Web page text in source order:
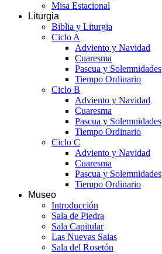
Misa Estacional
Liturgia
Biblia y Liturgia
Ciclo A
Adviento y Navidad
Cuaresma
Pascua y Solemnidades
Tiempo Ordinario
Ciclo B
Adviento y Navidad
Cuaresma
Pascua y Solemnidades
Tiempo Ordinario
Ciclo C
Adviento y Navidad
Cuaresma
Pascua y Solemnidades
Tiempo Ordinario
Museo
Introducción
Sala de Piedra
Sala Capitular
Las Nuevas Salas
Sala del Rosetón